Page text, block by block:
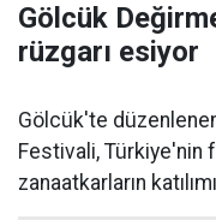
Gölcük
rüzgarı esiyor
Gölcük'te
Festivali, Türkiye'nin
zanaatkarların